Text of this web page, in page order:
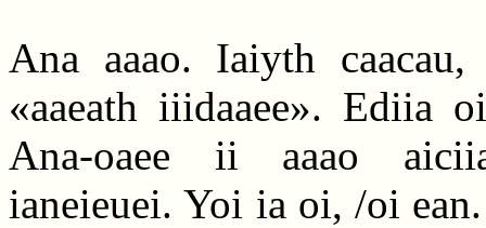
Ana aaao. Iaiyth
«aaeath iiidaaee». Ediia
Ana-oaee ii aaao
ianeieuei. Yoi ia oi, /oi